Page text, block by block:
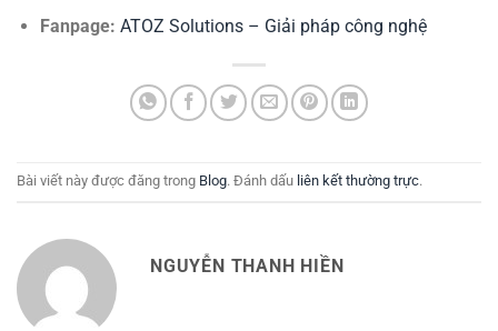
Fanpage: ATOZ Solutions – Giải pháp công nghệ
Bài viết này được đăng trong Blog. Đánh dấu liên kết thường trực.
NGUYỄN THANH HIỀN